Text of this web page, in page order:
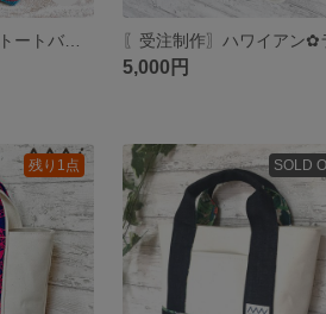
ネイティブ ＊ ミニトートバッグ／ランチバッグ／サブバッグ（内ポケット付き）
5,000円
残り1点 SOLD